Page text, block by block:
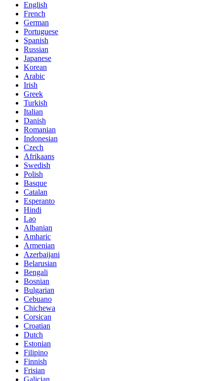
English
French
German
Portuguese
Spanish
Russian
Japanese
Korean
Arabic
Irish
Greek
Turkish
Italian
Danish
Romanian
Indonesian
Czech
Afrikaans
Swedish
Polish
Basque
Catalan
Esperanto
Hindi
Lao
Albanian
Amharic
Armenian
Azerbaijani
Belarusian
Bengali
Bosnian
Bulgarian
Cebuano
Chichewa
Corsican
Croatian
Dutch
Estonian
Filipino
Finnish
Frisian